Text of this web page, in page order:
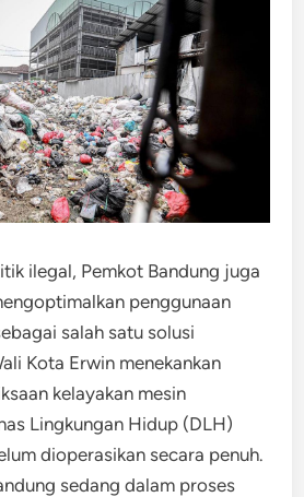
ilegal, Pemkot Bandung juga
penggunaan
salah satu solusi
Kota Erwin menekankan
kelayakan mesin
Lingkungan Hidup (DLH)
dioperasikan secara penuh.
sedang dalam proses